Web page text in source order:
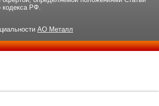
кодекса РФ.
АО Металл